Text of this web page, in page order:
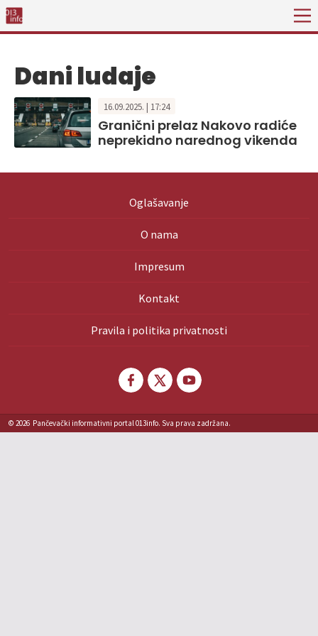
Dani ludaje
16.09.2025. | 17:24
Granični prelaz Nakovo radiće
neprekidno narednog vikenda
Oglašavanje
O nama
Impresum
Kontakt
Pravila i politika privatnosti
© 2026 Pančevački informativni portal 013info. Sva prava zadržana.